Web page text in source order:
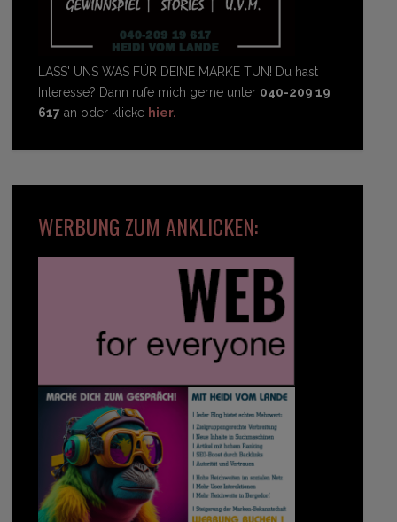
LASS' UNS WAS FÜR DEINE MARKE TUN! Du hast
Interesse? Dann rufe mich gerne unter 040-209 19
617 an oder klicke hier.
WERBUNG ZUM ANKLICKEN: